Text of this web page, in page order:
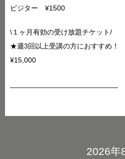
ビジター ¥1500
\１ヶ月有効の受け放題チケット/
★週3回以上受講の方におすすめ！
¥15,000
2026年